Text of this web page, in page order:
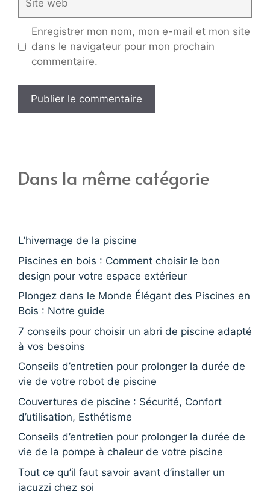
web
Enregistrer mon nom, mon e-mail et mon site
dans le navigateur pour mon prochain
commentaire.
Dans la même catégorie
L’hivernage de la piscine
Piscines en bois : Comment choisir le bon
design pour votre espace extérieur
Plongez dans le Monde Élégant des Piscines en
Bois : Notre guide
7 conseils pour choisir un abri de piscine adapté
à vos besoins
Conseils d’entretien pour prolonger la durée de
vie de votre robot de piscine
Couvertures de piscine : Sécurité, Confort
d’utilisation, Esthétisme
Conseils d’entretien pour prolonger la durée de
vie de la pompe à chaleur de votre piscine
Tout ce qu’il faut savoir avant d’installer un
jacuzzi chez soi